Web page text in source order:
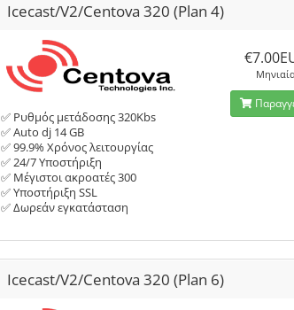
Icecast/V2/Centova 320 (Plan 4)
✅ Ρυθμός μετάδοσης 320Kbs
✅ Auto dj 14 GB
✅ 99.9% Χρόνος λειτουργίας
✅ 24/7 Υποστήριξη
✅ Μέγιστοι ακροατές 300
✅ Υποστήριξη SSL
✅ Δωρεάν εγκατάσταση
Icecast/V2/Centova 320 (Plan 6)